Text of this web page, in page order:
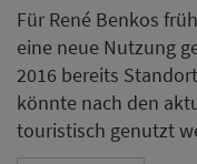
Für René Benkos
eine neue Nutzung
2016 bereits
könnte nach den
touristisch genutzt